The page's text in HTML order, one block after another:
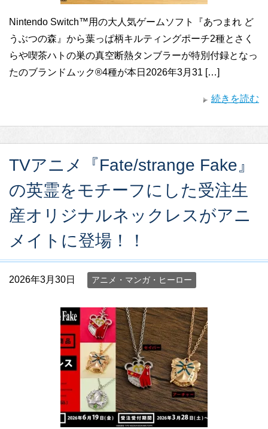
Nintendo Switch™用の大人気ゲームソフト『あつまれ ど
うぶつの森』から葉っぱ柄キルティングポーチ2種とさく
らや喫茶ハトの巣の真空断熱タンブラーが特別付録となっ
たのブランドムック®4種が本日2026年3月31 […]
続きを読む
TVアニメ『Fate/strange Fake』
の英霊をモチーフにした受注生
産オリジナルネックレスがアニ
メイトに登場！！
2026年3月30日 アニメ・マンガ・ヒーロー